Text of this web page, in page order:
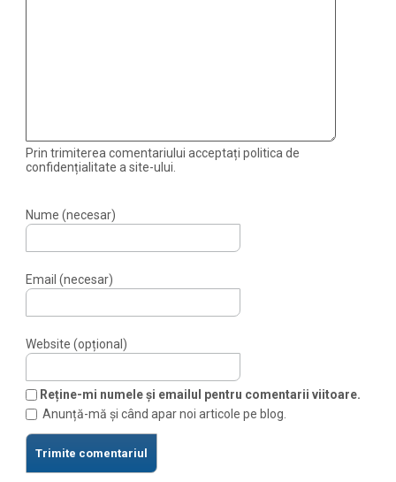
Prin trimiterea comentariului acceptați politica de
confidențialitate a site-ului.
Nume (necesar)
Email (necesar)
Website (opțional)
Reține-mi numele și emailul pentru comentarii viitoare.
Anunță-mă și când apar noi articole pe blog.